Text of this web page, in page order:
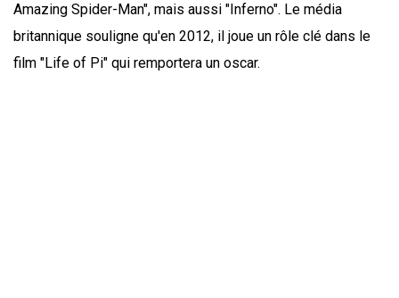
Amazing Spider-Man", mais aussi "Inferno". Le média
britannique souligne qu'en 2012, il joue un rôle clé dans le
film "Life of Pi" qui remportera un oscar.